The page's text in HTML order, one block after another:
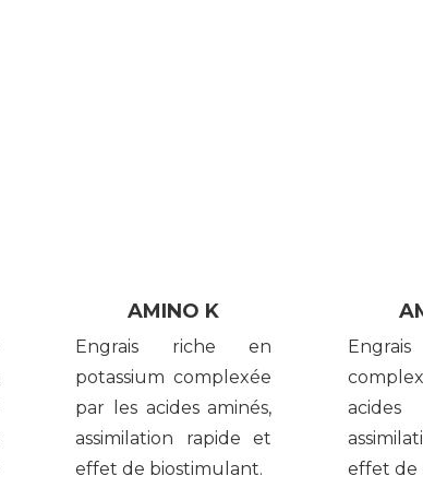
AMINO K
Engrais riche en
potassium complexée
par les acides aminés,
assimilation rapide et
effet de biostimulant.
effet de